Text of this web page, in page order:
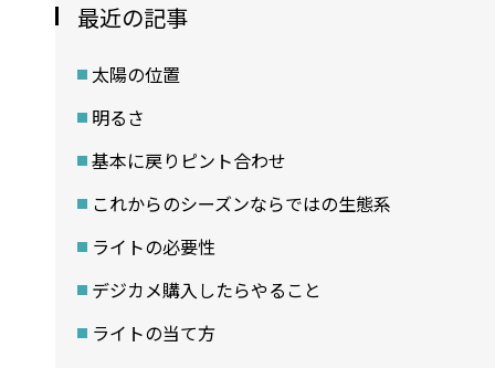
最近の記事
太陽の位置
明るさ
基本に戻りピント合わせ
これからのシーズンならではの生態系
ライトの必要性
デジカメ購入したらやること
ライトの当て方